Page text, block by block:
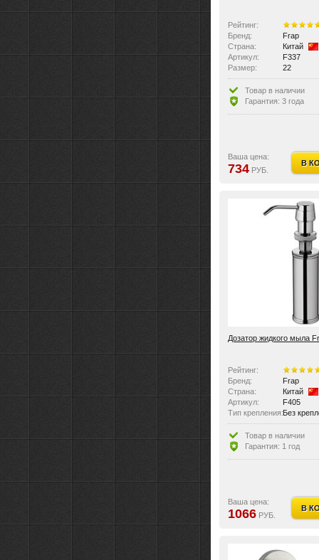
Рейтинг:
Бренд:
Frap
Страна:
Китай
Артикул:
F337
Размер:
22
Товар в наличии
Гарантия: 3 года
Ваша цена:
734 РУБ.
В
Дозатор жидкого мыла
Рейтинг:
Бренд:
Frap
Страна:
Китай
Артикул:
F405
Тип крепления:Без
Материал изделия:Металл
Область применения:
кухня
Тип мыла:
жидкое
Товар в наличии
Гарантия: 1 год
Ваша цена:
1066 РУБ.
В